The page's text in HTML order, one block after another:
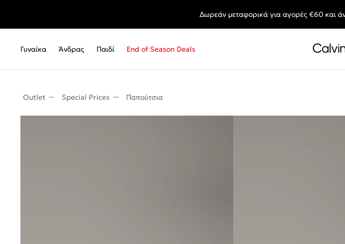
End of Season Deals:
Δωρεάν μεταφορικά για αγορές €60 και
Γυναίκα Άνδρας Παιδί End of Season Deals
Outlet Special Prices Παπούτσια